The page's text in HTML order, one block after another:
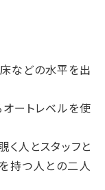
などの水平を出
ートレベルを使
人とスタッフと
持つ人との二人